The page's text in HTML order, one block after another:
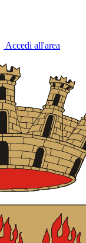
Accedi all'area